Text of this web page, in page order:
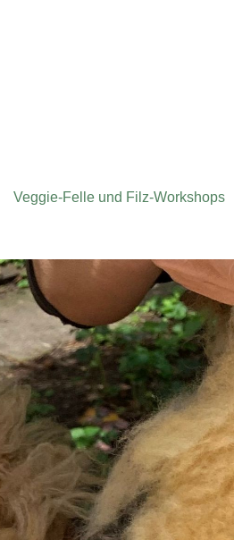
Veggie-Felle und Filz-Workshops